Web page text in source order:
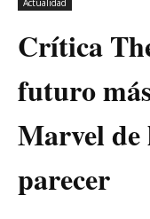
Actualidad
Crítica
futuro
Marvel
parecer